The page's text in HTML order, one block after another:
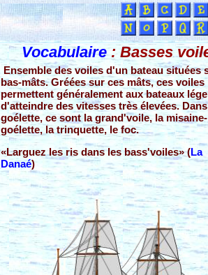
Vocabulaire: Basses
Ensemble des voiles d'un bateau situées
bas-mâts. Gréées sur ces mâts, ces voiles
permettent généralement aux bateaux
d'atteindre des vitesses très élevées.
goélette, ce sont la grand'voile, la misaine-
goélette, la trinquette, le foc.
«Larguez les ris dans les bass'voiles» (La
Danaé)